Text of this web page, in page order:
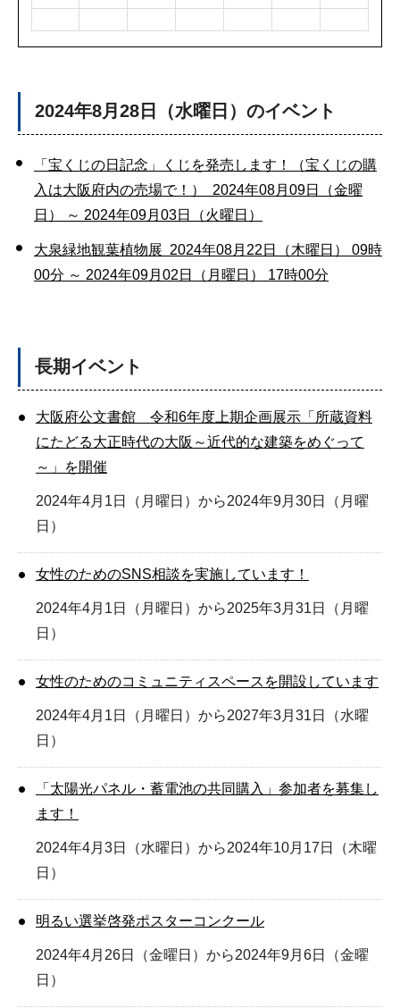
2024年8月28日（水曜日）のイベント
「宝くじの日記念」くじを発売します！（宝くじの購
入は大阪府内の売場で！） 2024年08月09日（金曜
日） ～ 2024年09月03日（火曜日）
大泉緑地観葉植物展 2024年08月22日（木曜日） 09時
00分 ～ 2024年09月02日（月曜日） 17時00分
長期イベント
大阪府公文書館 令和6年度上期企画展示「所蔵資料
にたどる大正時代の大阪～近代的な建築をめぐって
～」を開催
2024年4月1日（月曜日）から2024年9月30日（月曜
日）
女性のためのSNS相談を実施しています！
2024年4月1日（月曜日）から2025年3月31日（月曜
日）
女性のためのコミュニティスペースを開設しています
2024年4月1日（月曜日）から2027年3月31日（水曜
日）
「太陽光パネル・蓄電池の共同購入」参加者を募集し
ます！
2024年4月3日（水曜日）から2024年10月17日（木曜
日）
明るい選挙啓発ポスターコンクール
2024年4月26日（金曜日）から2024年9月6日（金曜
日）